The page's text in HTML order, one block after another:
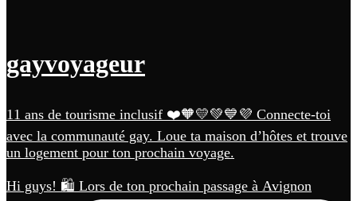
gayvoyageur
11 ans de tourisme inclusif ❤️🧡💛💚💙💜 Connecte-toi
avec la communauté gay. Loue ta maison d’hôtes et trouve
un logement pour ton prochain voyage.
Hi guys! 🛍️ Lors de ton prochain passage à Avignon